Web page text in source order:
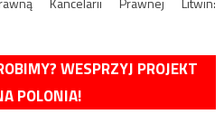
WESPRZYJ PROJEKT
POLONIA!